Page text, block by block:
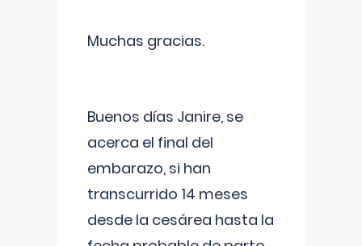
Muchas gracias.
Buenos días Janire, se
acerca el final del
embarazo, si han
transcurrido 14 meses
desde la cesárea hasta la